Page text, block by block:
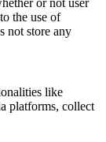
the use of
not store any
like
platforms, collect